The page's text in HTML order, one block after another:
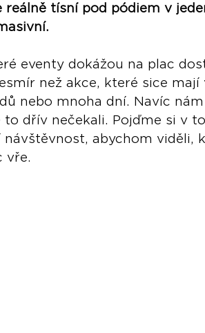
reálně tísní pod pódiem v
eventy dokážou na plac
než akce, které sice
nebo mnoha dní. Navíc
to dřív nečekali. Pojďme si v
návštěvnost, abychom viděli,
vře.